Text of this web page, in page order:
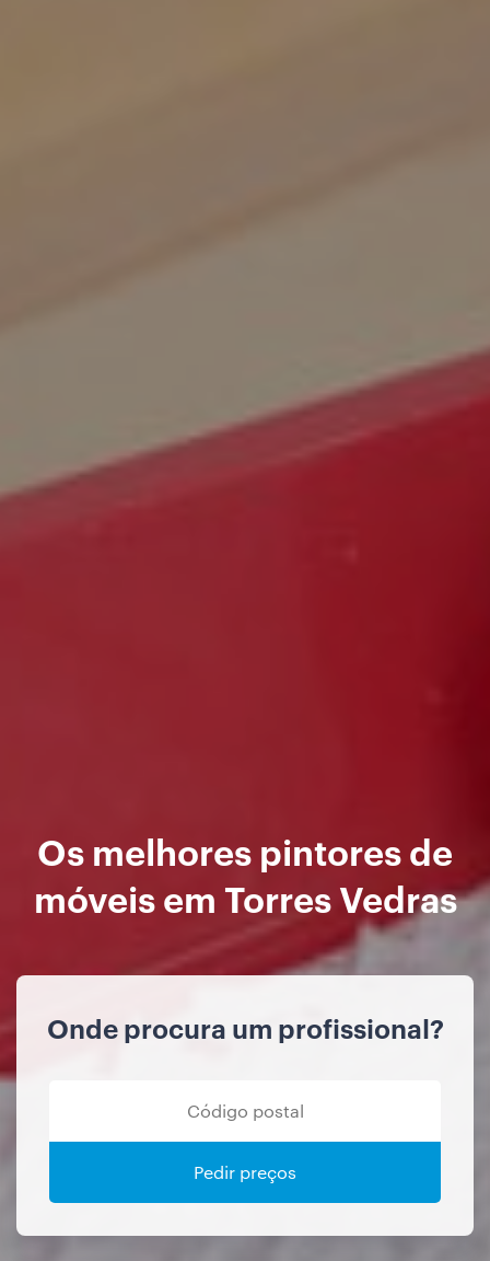
Os melhores pintores de
móveis em Torres Vedras
Onde procura um profissional?
Pedir preços